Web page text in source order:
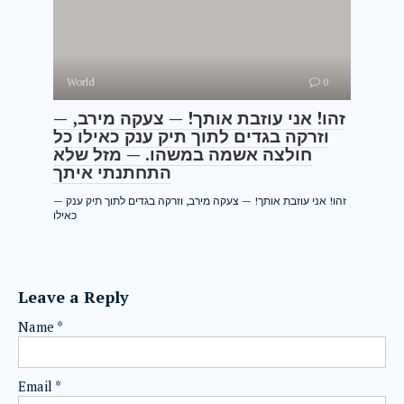
World 0
— זהו! אני עוזבת אותך! — צעקה מירב,
וזרקה בגדים לתוך תיק ענק כאילו כל
חולצה אשמה במשהו. — מזל שלא
התחתנתי איתך
— זהו! אני עוזבת אותך! — צעקה מירב, וזרקה בגדים לתוך תיק ענק
כאילו
Leave a Reply
Name *
Email *